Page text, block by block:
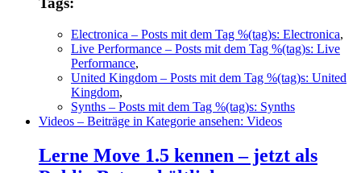
Electronica – Posts mit dem Tag %(tag)s: Electronica,
Live Performance – Posts mit dem Tag %(tag)s: Live
Performance,
United Kingdom – Posts mit dem Tag %(tag)s: United
Kingdom,
Synths – Posts mit dem Tag %(tag)s: Synths
Videos – Beiträge in Kategorie ansehen: Videos
Lerne Move 1.5 kennen – jetzt als